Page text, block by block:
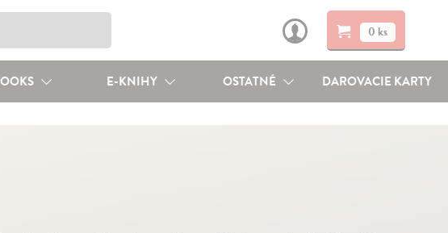
0 ks
E-KNIHY OSTATNÉ DAROVACIE KARTY